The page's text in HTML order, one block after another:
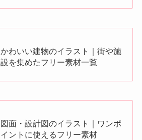
かわいい建物のイラスト｜街や施
設を集めたフリー素材一覧
図面・設計図のイラスト｜ワンポ
イントに使えるフリー素材